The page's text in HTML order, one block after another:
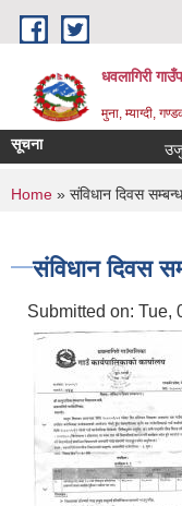
Skip to main content
धवलागिरी
मुना, म्याग्दी,
सूचना उजुर
You are
Home » संविधान दिवस
संविधान दिवस
Submitted on: Tue,